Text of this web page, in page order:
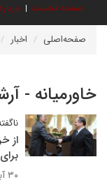
صفحه نخست
صفحه‌اصلی اخبار
خاورمیانه -
از
۳۰ آبان ۱۳۹۲